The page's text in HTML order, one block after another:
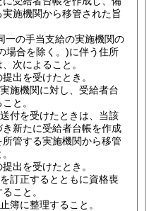
施機関から移管された旨
一の手当支給の実施機関の
場合を除く。)に伴う住所
次によること。
出を受けたとき。
施機関に対し、受給者台
と。
付を受けたときは、当該
新たに受給者台帳を作成
管する実施機関から移管
出を受けたとき。
訂正するとともに資格喪
こと。
簿に整理すること。